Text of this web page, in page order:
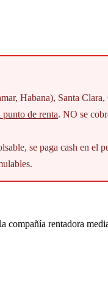
Habana), Santa
de renta. NO se
se paga cash en el
compañía rentadora